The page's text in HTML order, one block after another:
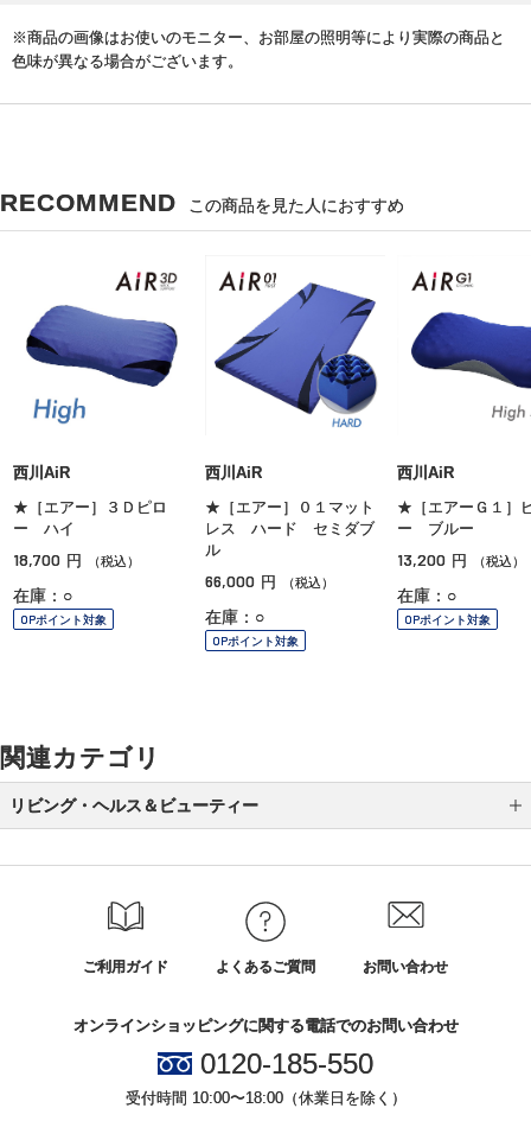
※商品の画像はお使いのモニター、お部屋の照明等により実際の商品と
色味が異なる場合がございます。
RECOMMEND この商品を見た人におすすめ
西川AiR
★［エアー］３Ｄピロ
ー ハイ
18,700 円 （税込）
在庫：○
OPポイント対象
西川AiR
★［エアー］０１マット
レス ハード セミダブ
ル
66,000 円 （税込）
在庫：○
OPポイント対象
西川AiR
★［エアーＧ１］
ー ブルー
13,200 円 （税込）
在庫：○
OPポイント対象
関連カテゴリ
リビング・ヘルス＆ビューティー
カテゴリから選ぶ
ファッション
ご利用ガイド よくあるご質問 お問い合わせ
オンラインショッピングに関する電話でのお問い合わせ
0120-185-550
受付時間 10:00〜18:00（休業日を除く）